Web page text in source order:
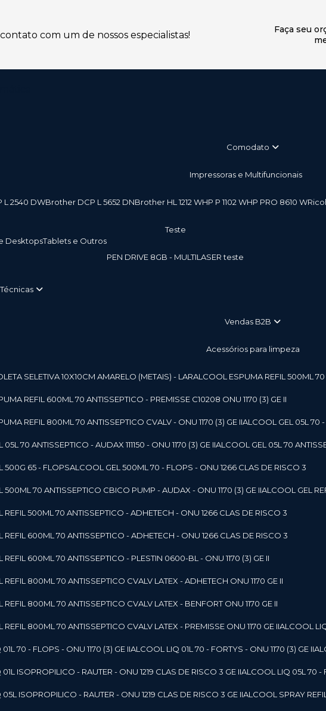
com um de nossos especialistas!
Faça seu
Comodato
Impressoras e Multifuncionais
L 2540 DW Brother DCP L 5652 DN Brother HL 1212 W HP P 1102 W HP PRO 8610 W
Desktops Tablets e Outros
teste
PEN DRIVE 8GB - MULTILASER teste
Técnicas
vendas B2B
Acessórios para limpeza
SELETIVA 10X10CM AMARELO (METAIS) - LAR ALCOOL ESPUMA REFIL 500ML
REFIL 600ML 70 ANTISSEPTICO - PREMISSE C10208 ONU 1170 (3) GE II
REFIL 800ML 70 ANTISSEPTICO CVALV - ONU 1170 (3) GE II ALCOOL GEL 05L 70
05L 70 ANTISSEPTICO - AUDAX 111150 - ONU 1170 (3) GE II ALCOOL GEL 05L 70
500G 65 - FLOPS ALCOOL GEL 500ML 70 - FLOPS - ONU 1266 CLAS DE RISCO 3
500ML 70 ANTISSEPTICO CBICO PUMP - AUDAX - ONU 1170 (3) GE II ALCOOL GEL
REFIL 500ML 70 ANTISSEPTICO - ADHETECH - ONU 1266 CLAS DE RISCO 3
REFIL 600ML 70 ANTISSEPTICO - ADHETECH - ONU 1266 CLAS DE RISCO 3
REFIL 600ML 70 ANTISSEPTICO - PLESTIN 0600-BL - ONU 1170 (3) GE II
REFIL 800ML 70 ANTISSEPTICO CVALV LATEX - ADHETECH ONU 1170 GE II
REFIL 800ML 70 ANTISSEPTICO CVALV LATEX - BENFORT ONU 1170 GE II
REFIL 800ML 70 ANTISSEPTICO CVALV LATEX - PREMISSE ONU 1170 GE II ALCOOL
01L 70 - FLOPS - ONU 1170 (3) GE II ALCOOL LIQ 01L 70 - FORTYS - ONU 1170 (3) GE II
01L ISOPROPILICO - RAUTER - ONU 1219 CLAS DE RISCO 3 GE II ALCOOL LIQ 05L 70 -
05L ISOPROPILICO - RAUTER - ONU 1219 CLAS DE RISCO 3 GE II ALCOOL SPRAY